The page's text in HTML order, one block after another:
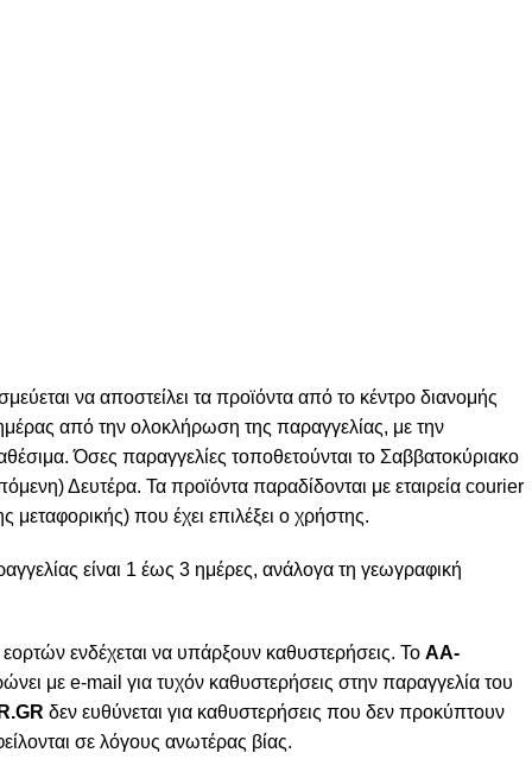
να αποστείλει τα προϊόντα από το κέντρο διανομής
από την ολοκλήρωση της παραγγελίας, με την
Όσες παραγγελίες τοποθετούνται το Σαββατοκύριακο
Δευτέρα. Τα προϊόντα παραδίδονται με εταιρεία courier
μεταφορικής) που έχει επιλέξει ο χρήστης.
είναι 1 έως 3 ημέρες, ανάλογα τη γεωγραφική
ενδέχεται να υπάρξουν καθυστερήσεις. Το AA-
με e-mail για τυχόν καθυστερήσεις στην παραγγελία του
δεν ευθύνεται για καθυστερήσεις που δεν προκύπτουν
σε λόγους ανωτέρας βίας.